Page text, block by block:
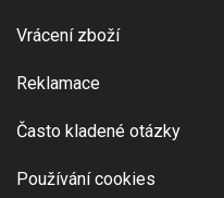
Vrácení zboží
Reklamace
Často kladené otázky
Používání cookies